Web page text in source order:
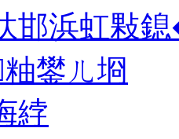
邯浜虹敤
鐢ㄦ埛
綍